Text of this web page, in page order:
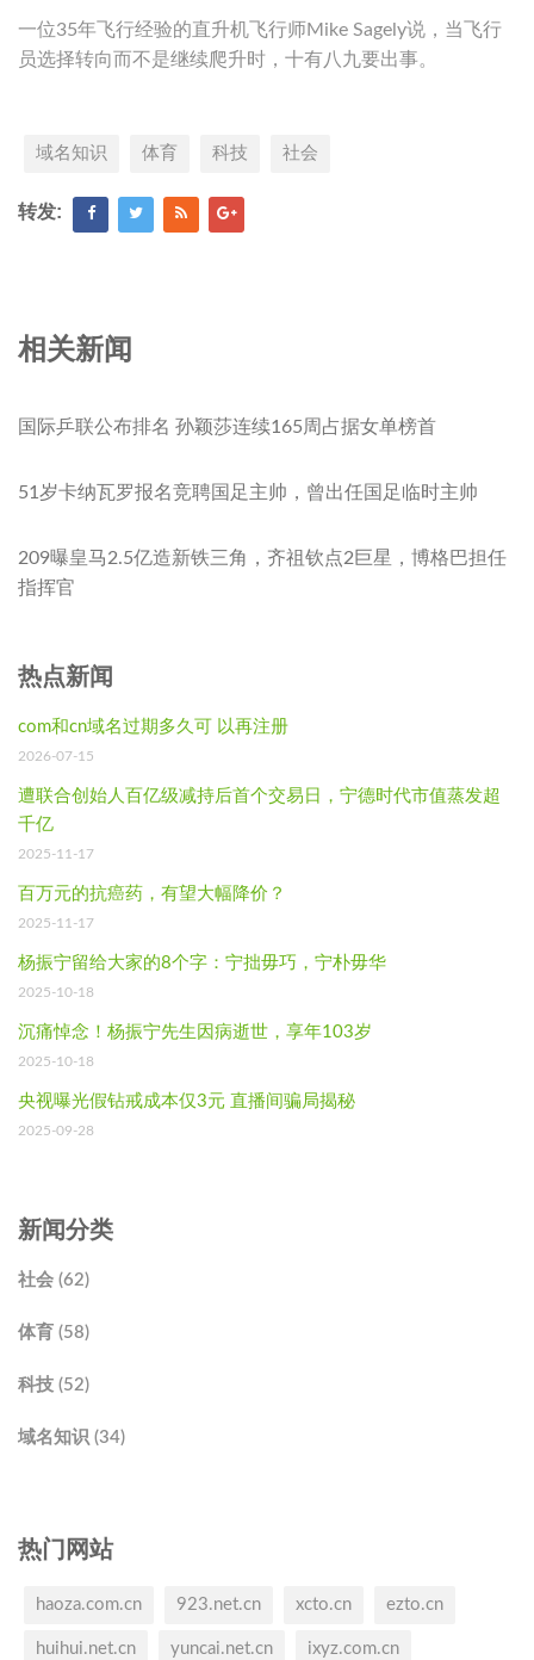
一位35年飞行经验的直升机飞行师Mike Sagely说，当飞行
员选择转向而不是继续爬升时，十有八九要出事。
域名知识 体育 科技 社会
转发:
相关新闻
国际乒联公布排名 孙颖莎连续165周占据女单榜首
51岁卡纳瓦罗报名竞聘国足主帅，曾出任国足临时主帅
209曝皇马2.5亿造新铁三角，齐祖钦点2巨星，博格巴担任
指挥官
热点新闻
com和cn域名过期多久可 以再注册
2026-07-15
遭联合创始人百亿级减持后首个交易日，宁德时代市值蒸发超
千亿
2025-11-17
百万元的抗癌药，有望大幅降价？
2025-11-17
杨振宁留给大家的8个字：宁拙毋巧，宁朴毋华
2025-10-18
沉痛悼念！杨振宁先生因病逝世，享年103岁
2025-10-18
央视曝光假钻戒成本仅3元 直播间骗局揭秘
2025-09-28
新闻分类
社会 (62)
体育 (58)
科技 (52)
域名知识 (34)
热门网站
haoza.com.cn 923.net.cn xcto.cn ezto.cn
huihui.net.cn yuncai.net.cn ixyz.com.cn